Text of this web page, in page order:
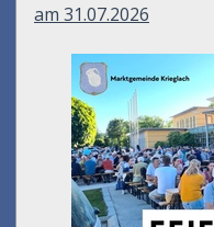
am 31.07.2026